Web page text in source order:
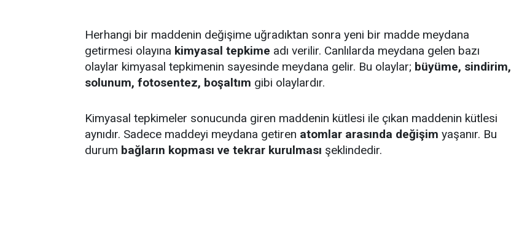
Herhangi bir maddenin değişime uğradıktan sonra yeni bir madde meydana
getirmesi olayına kimyasal tepkime adı verilir. Canlılarda meydana gelen bazı
olaylar kimyasal tepkimenin sayesinde meydana gelir. Bu olaylar; büyüme, sindirim,
solunum, fotosentez, boşaltım gibi olaylardır.
Kimyasal tepkimeler sonucunda giren maddenin kütlesi ile çıkan maddenin kütlesi
aynıdır. Sadece maddeyi meydana getiren atomlar arasında değişim yaşanır. Bu
durum bağların kopması ve tekrar kurulması şeklindedir.